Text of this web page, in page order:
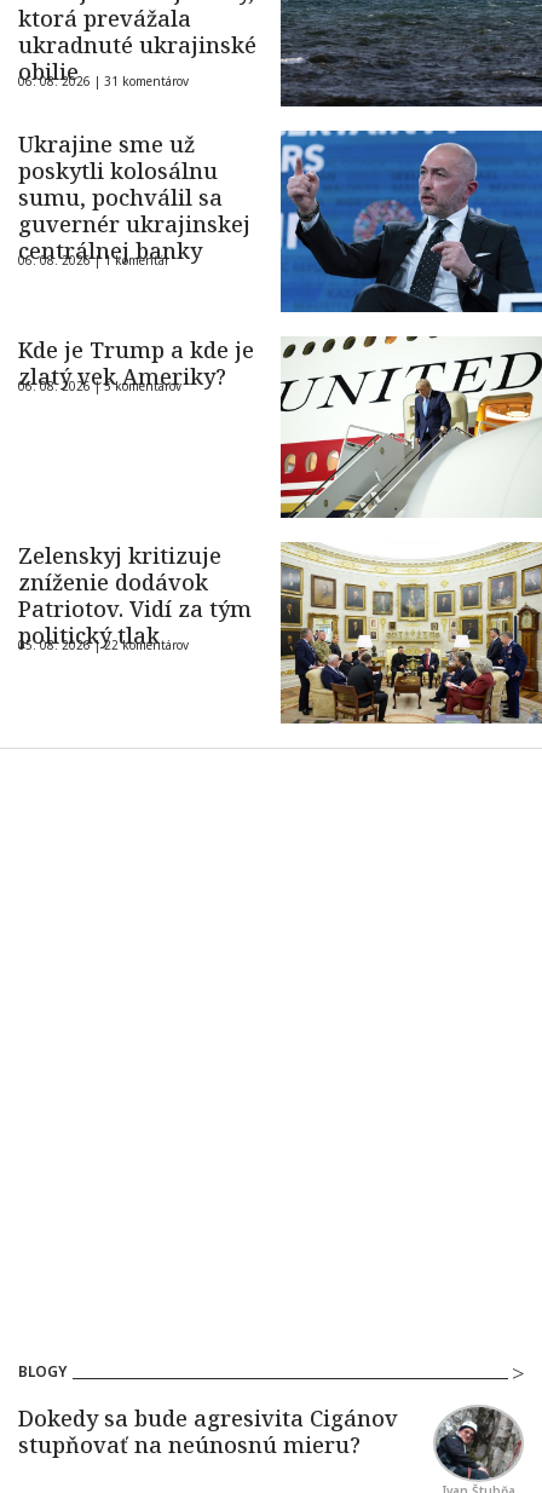
ktorá prevážala
ukradnuté ukrajinské
obilie
06. 08. 2026 | 31 komentárov
Ukrajine sme už
poskytli kolosálnu
sumu, pochválil sa
guvernér ukrajinskej
centrálnej banky
06. 08. 2026 |1 komentár
Kde je Trump a kde je
zlatý vek Ameriky?
06. 08. 2026 |5 komentárov
Zelenskyj kritizuje
zníženie dodávok
Patriotov. Vidí za tým
politický tlak
05. 08. 2026 |22 komentárov
BLOGY